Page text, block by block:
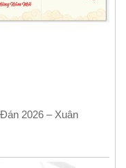
2026 – Xuân